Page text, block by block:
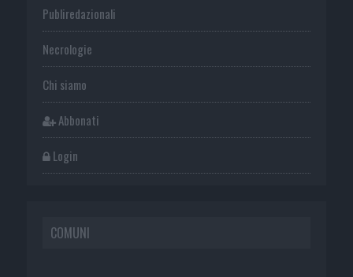
Publiredazionali
Necrologie
Chi siamo
Abbonati
Login
COMUNI